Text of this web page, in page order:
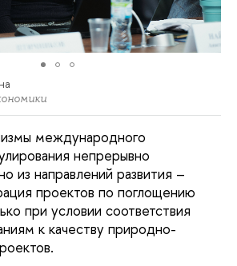
международного
непрерывно
из направлений развития –
проектов по поглощению
при условии соответствия
к качеству природно-